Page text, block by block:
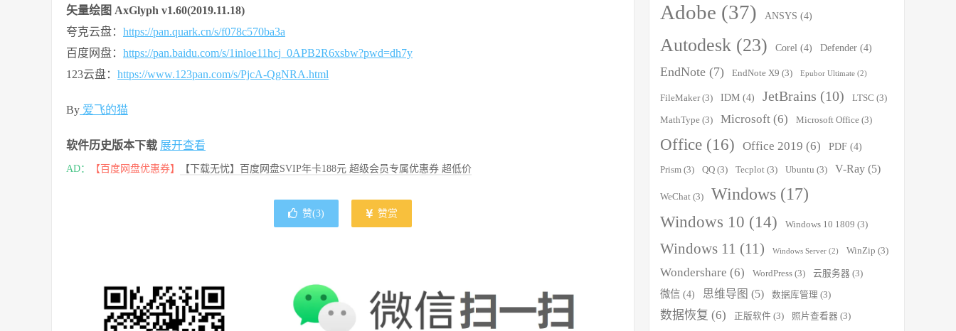
矢量绘图 AxGlyph v1.60(2019.11.18)
夸克云盘： https://pan.quark.cn/s/f078c570ba3a
百度网盘： https://pan.baidu.com/s/1inloe11hcj_0APB2R6xsbw?pwd=dh7y
123云盘： https://www.123pan.com/s/PjcA-QgNRA.html
By 爱飞的猫
软件历史版本下载 展开查看
AD： 【百度网盘优惠券】 【下载无忧】百度网盘SVIP年卡188元 超级会员专属优惠券 超低价
赞(3) 赞赏
Adobe (37) ANSYS (4)
Autodesk (23) Corel (4) Defender (4)
EndNote (7) EndNote X9 (3) Epubor Ultimate (2)
FileMaker(3) IDM (4) JetBrains (10) LTSC (3)
MathType (3) Microsoft (6) Microsoft Office (3)
Office (16) Office 2019 (6) PDF (4)
Prism (3) QQ (3) Tecplot (3) Ubuntu (3) V-Ray (5)
WeChat (3) Windows (17)
Windows 10 (14) Windows 10 1809 (3)
Windows 11 (11) Windows Server (2) WinZip (3)
Wondershare (6) WordPress (3) 云服务器 (3)
微信 (4) 思维导图 (5) 数据库管理 (3)
数据恢复 (6) 正版软件 (3) 照片查看器 (3)